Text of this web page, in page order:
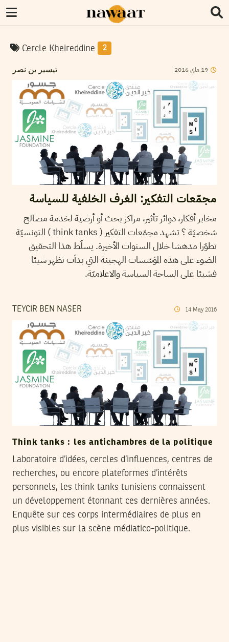
Cercle Kheireddine 2
تيسير بن نصر 19 ماي2016
مجمّعات التفكير: الغرف الخلفية للسياسة
مخابر أفكار، دوائر تأثير، مراكز بحث أو أرضية لخدمة مصالح
شخصيّة ؟ تشهد مجمّعات التفكير ( think tanks ) التونسيّة
تطوّرا مدهشا خلال السنوات الأخيرة. يسلّط هذا التحقيق
الضوء على هذه المؤسّسات الهجينة التي بدأت تظهر شيئا
فشيئا على الساحة السياسة والاعلاميّة.
TEYCIR BEN NASER 14 May 2016
Think tanks : les antichambres de la politique
Laboratoire d’idées, cercles d’influences, centres de
recherches, ou encore plateformes d’intérêts
personnels, les think tanks tunisiens connaissent
un développement étonnant ces dernières années.
Enquête sur ces corps intermédiaires de plus en
plus visibles sur la scène médiatico-politique.